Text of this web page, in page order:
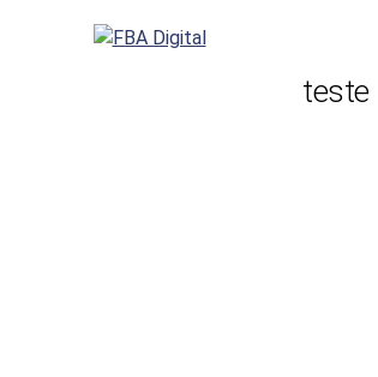
teste